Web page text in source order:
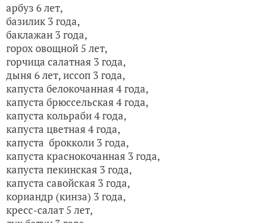
арбуз 6 лет,
базилик 3 года,
баклажан 3 года,
горох овощной 5 лет,
горчица салатная 3 года,
дыня 6 лет,иссоп 3 года,
капуста белокочанная 4 года,
капуста брюссельская 4 года,
капуста кольраби 4 года,
капуста цветная 4 года,
капуста брокколи 3 года,
капуста краснокочанная 3 года,
капуста пекинская 3 года,
капуста савойская 3 года,
кориандр (кинза) 3 года,
кресс-салат 5 лет,